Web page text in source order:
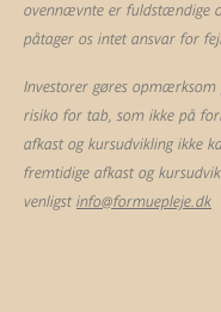
ovennævnte er fuldstændige
påtager os intet ansvar for
Investorer gøres
risiko for tab, som ikke på
afkast og kursudvikling ikke
fremtidige afkast og
venligst info@formuepleje.dk